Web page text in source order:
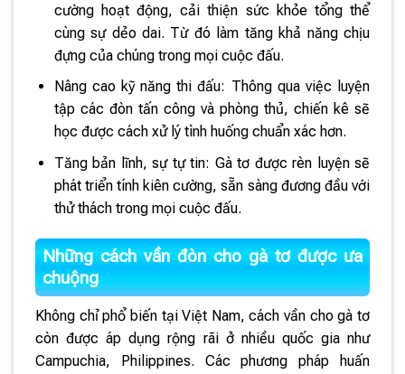
cường hoạt động, cải thiện sức khỏe tổng thể
cùng sự dẻo dai. Từ đó làm tăng khả năng chịu
đựng của chúng trong mọi cuộc đấu.
Nâng cao kỹ năng thi đấu: Thông qua việc luyện
tập các đòn tấn công và phòng thủ, chiến kê sẽ
học được cách xử lý tình huống chuẩn xác hơn.
Tăng bản lĩnh, sự tự tin: Gà tơ được rèn luyện sẽ
phát triển tính kiên cường, sẵn sàng đương đầu với
thử thách trong mọi cuộc đấu.
Những cách vần đòn cho gà tơ được ưa
chuộng
Không chỉ phổ biến tại Việt Nam, cách vần cho gà tơ
còn được áp dụng rộng rãi ở nhiều quốc gia như
Campuchia, Philippines. Các phương pháp huấn